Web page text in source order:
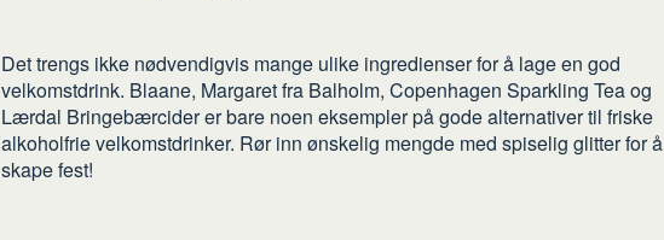
Slik
gjør
du
Det trengs ikke nødvendigvis mange ulike ingredienser for å lage en god
velkomstdrink. Blaane, Margaret fra Balholm, Copenhagen Sparkling Tea og
Lærdal Bringebærcider er bare noen eksempler på gode alternativer til friske
alkoholfrie velkomstdrinker. Rør inn ønskelig mengde med spiselig glitter for å
skape fest!